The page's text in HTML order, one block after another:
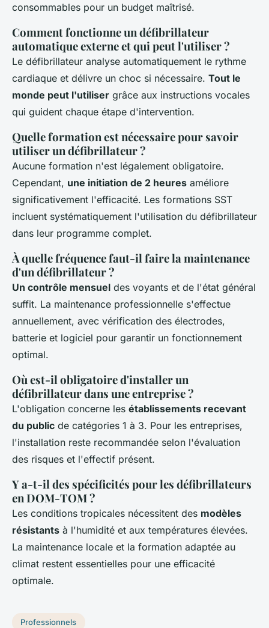
consommables pour un budget maîtrisé.
Comment fonctionne un défibrillateur
automatique externe et qui peut l'utiliser ?
Le défibrillateur analyse automatiquement le rythme
cardiaque et délivre un choc si nécessaire. Tout le
monde peut l'utiliser grâce aux instructions vocales
qui guident chaque étape d'intervention.
Quelle formation est nécessaire pour savoir
utiliser un défibrillateur ?
Aucune formation n'est légalement obligatoire.
Cependant, une initiation de 2 heures améliore
significativement l'efficacité. Les formations SST
incluent systématiquement l'utilisation du défibrillateur
dans leur programme complet.
À quelle fréquence faut-il faire la maintenance
d'un défibrillateur ?
Un contrôle mensuel des voyants et de l'état général
suffit. La maintenance professionnelle s'effectue
annuellement, avec vérification des électrodes,
batterie et logiciel pour garantir un fonctionnement
optimal.
Où est-il obligatoire d'installer un
défibrillateur dans une entreprise ?
L'obligation concerne les établissements recevant
du public de catégories 1 à 3. Pour les entreprises,
l'installation reste recommandée selon l'évaluation
des risques et l'effectif présent.
Y a-t-il des spécificités pour les défibrillateurs
en DOM-TOM ?
Les conditions tropicales nécessitent des modèles
résistants à l'humidité et aux températures élevées.
La maintenance locale et la formation adaptée au
climat restent essentielles pour une efficacité
optimale.
Professionnels